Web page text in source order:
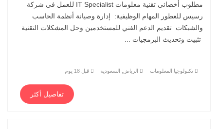
مطلوب أخصائي تقنية معلومات IT Specialist للعمل في شركة
رسيس للعطور المهام الوظيفية: إدارة وصيانة أنظمة الحاسب
والشبكات تقديم الدعم الفني للمستخدمين وحل المشكلات التقنية
تثبيت وتحديث البرمجيات ...
تكنولوجيا المعلومات الرياض, السعودية قبل 18 يوم
تفاصيل أكثر